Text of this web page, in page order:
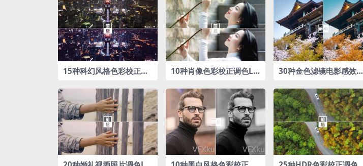
15种科幻风格色彩校正‌调
10种肖像色彩校正调色LU
30种金色滤镜电影感效果